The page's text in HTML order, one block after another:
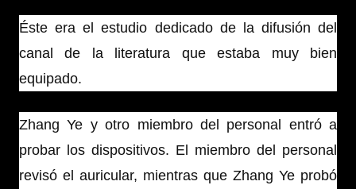
Éste era el estudio dedicado de la difusión del
canal de la literatura que estaba muy bien
equipado.
Zhang Ye y otro miembro del personal entró a
probar los dispositivos. El miembro del personal
revisó el auricular, mientras que Zhang Ye probó